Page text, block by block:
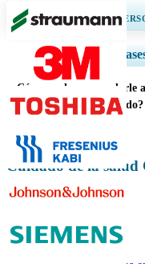
OBTENGA UN 20% DE
Ampliar la cobertura
de empresas,
Servicios de
¿Cómo podemos
más rápido?
Cuidado de la salud
Informes relacionados